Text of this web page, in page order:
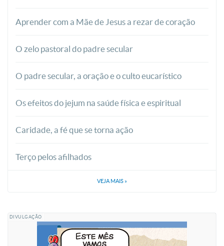
Aprender com a Mãe de Jesus a rezar de coração
O zelo pastoral do padre secular
O padre secular, a oração e o culto eucarístico
Os efeitos do jejum na saúde física e espiritual
Caridade, a fé que se torna ação
Terço pelos afilhados
VEJA MAIS »
DIVULGAÇÃO